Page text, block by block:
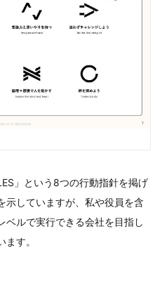
」という8つの行動指針を掲げ
示していますが、私や役員を含
ベルで実行できる会社を目指し
す。